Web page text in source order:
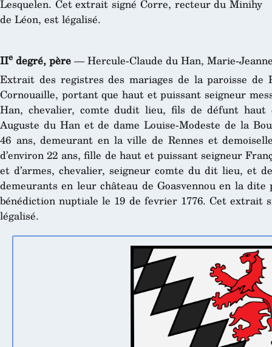
Lesquelen. Cet extrait signé Corre, recteur du Minihy
de Léon, est légalisé.
IIe degré, père — Hercule-Claude du Han, Marie-
Extrait des registres des mariages de la paroisse de
Cornouaille, portant que haut et puissant seigneur
Han, chevalier, comte dudit lieu, fils de défunt haut
Auguste du Han et de dame Louise-Modeste de la
46 ans, demeurant en la ville de Rennes et
d’environ 22 ans, fille de haut et puissant seigneur
et d’armes, chevalier, seigneur comte du dit lieu, et
demeurants en leur château de Goasvennou en la
bénédiction nuptiale le 19 de fevrier 1776. Cet extrait
légalisé.